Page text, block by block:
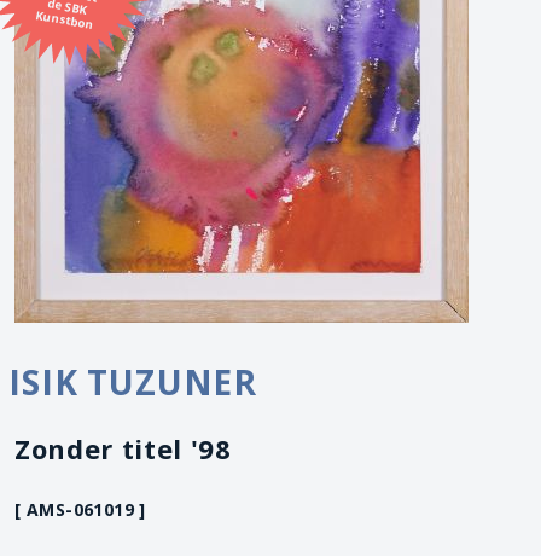
Kunstbon
ISIK TUZUNER
Zonder titel '98
[ AMS-061019 ]